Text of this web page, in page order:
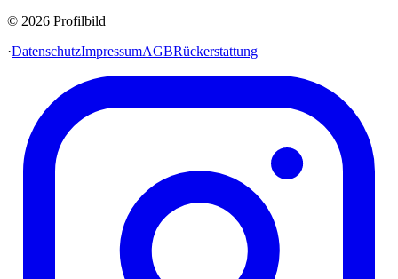
© 2026 Profilbild
·DatenschutzImpressumAGBRückerstattung